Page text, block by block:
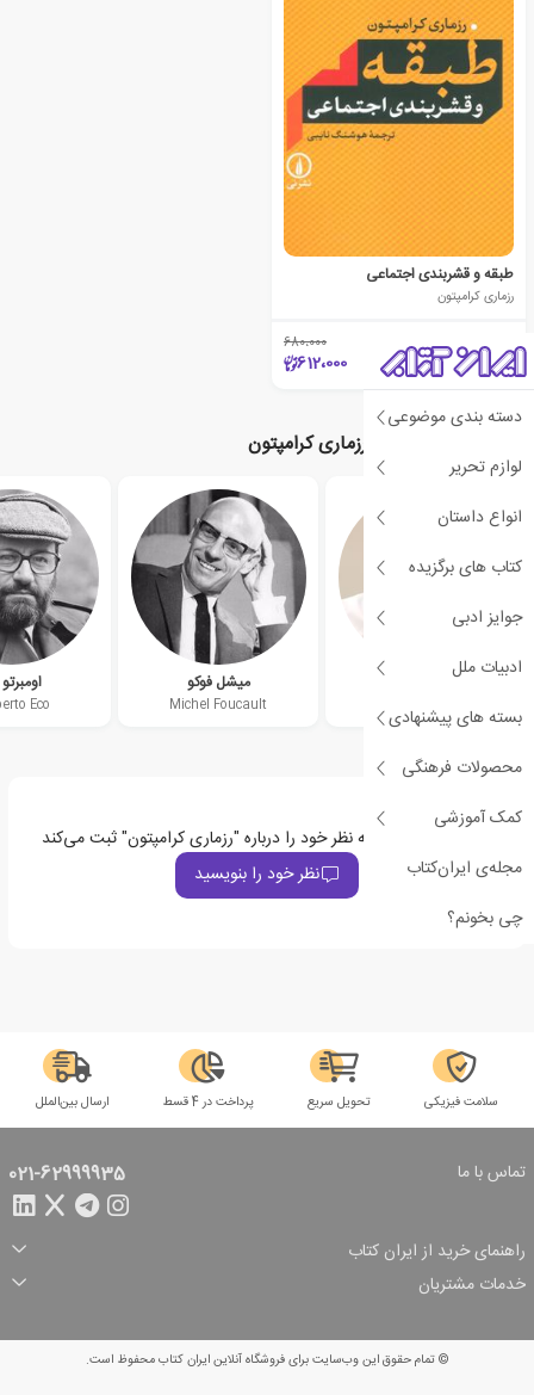
دسته بندی موضوعی
لوازم تحریر
انواع داستان
کتاب های برگزیده
جوایز ادبی
ادبیات ملل
بسته های پیشنهادی
محصولات فرهنگی
کمک آموزشی
مجله‌ی ایران‌کتاب
چی بخونم؟
طبقه و قشربندی اجتماعی
رزماری کرامپتون
680،000
612،000
نویسندگان مرتبط با رزماری کرامپتون
آنتونی گیدنز میشل فوکو
Michel Foucault
Eco
اولین نفری باشید که نظر خود را درباره "رزماری کرامپتون" ثبت می‌کند
نظر خود را بنویسید
سلامت فیزیکی تحویل سریع پرداخت در 4 قسط ارسال بین‌الملل
تماس با ما 021-62999935
راهنمای خرید از ایران کتاب
ثبت سفارش
شرایط ارسال سفارش
شیوه پرداخت
تخفیف‌های خرید
خدمات مشتریان
© تمام حقوق این وب‌سایت برای فروشگاه آنلاین ایران کتاب محفوظ است.